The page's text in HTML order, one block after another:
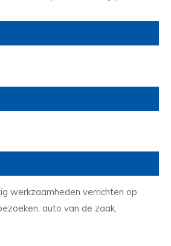
werkzaamheden verrichten op
auto van de zaak,